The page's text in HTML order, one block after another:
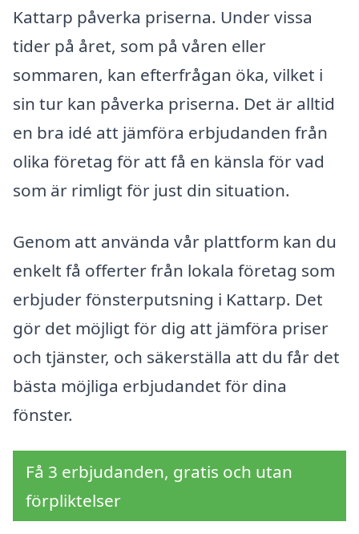
Kattarp påverka priserna. Under vissa
tider på året, som på våren eller
sommaren, kan efterfrågan öka, vilket i
sin tur kan påverka priserna. Det är alltid
en bra idé att jämföra erbjudanden från
olika företag för att få en känsla för vad
som är rimligt för just din situation.
Genom att använda vår plattform kan du
enkelt få offerter från lokala företag som
erbjuder fönsterputsning i Kattarp. Det
gör det möjligt för dig att jämföra priser
och tjänster, och säkerställa att du får det
bästa möjliga erbjudandet för dina
fönster.
Få 3 erbjudanden, gratis och utan
förpliktelser